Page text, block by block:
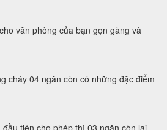
văn phòng của bạn gọn gàng và
cháy 04 ngăn còn có những đặc điểm
tiên cho phép thì 03 ngăn còn lại